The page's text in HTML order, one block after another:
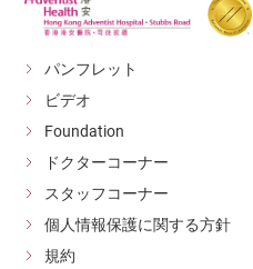
パンフレット
ビデオ
Foundation
ドクターコーナー
スタッフコーナー
個人情報保護に関する方針
規約